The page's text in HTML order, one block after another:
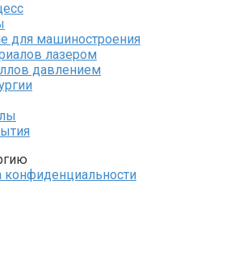
для машиностроения
лазером
давлением
конфиденциальности